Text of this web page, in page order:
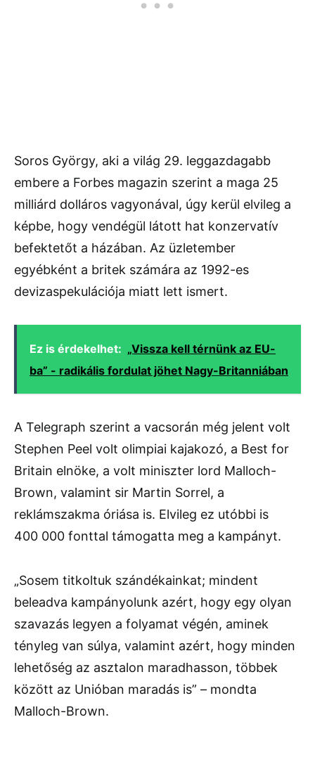
Soros György, aki a világ 29. leggazdagabb
embere a Forbes magazin szerint a maga 25
milliárd dolláros vagyonával, úgy kerül elvileg a
képbe, hogy vendégül látott hat konzervatív
befektetőt a házában. Az üzletember
egyébként a britek számára az 1992-es
devizaspekulációja miatt lett ismert.
Ez is érdekelhet: „Vissza kell térnünk az EU-
ba” - radikális fordulat jöhet Nagy-Britanniában
A Telegraph szerint a vacsorán még jelent volt
Stephen Peel volt olimpiai kajakozó, a Best for
Britain elnöke, a volt miniszter lord Malloch-
Brown, valamint sir Martin Sorrel, a
reklámszakma óriása is. Elvileg ez utóbbi is
400 000 fonttal támogatta meg a kampányt.
„Sosem titkoltuk szándékainkat; mindent
beleadva kampányolunk azért, hogy egy olyan
szavazás legyen a folyamat végén, aminek
tényleg van súlya, valamint azért, hogy minden
lehetőség az asztalon maradhasson, többek
között az Unióban maradás is” – mondta
Malloch-Brown.